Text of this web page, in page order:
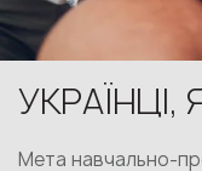
УКРАЇНЦІ,
Мета навчально-